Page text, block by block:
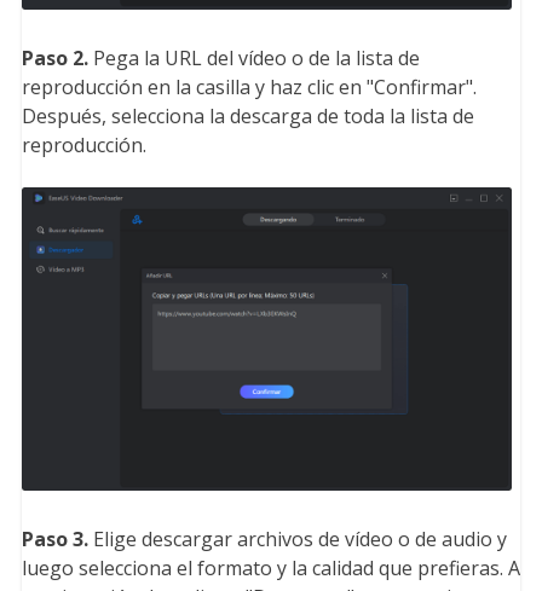
Paso 2.Pega la URL del vídeo o de la lista de
reproducción en la casilla y haz clic en "Confirmar".
Después, selecciona la descarga de toda la lista de
reproducción.
Paso 3.Elige descargar archivos de vídeo o de audio y
luego selecciona el formato y la calidad que prefieras. A